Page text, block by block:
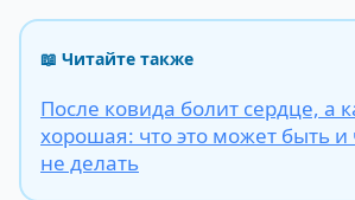
📖 Читайте также
После ковида болит сердце, а
хорошая: что это может быть и
не делать